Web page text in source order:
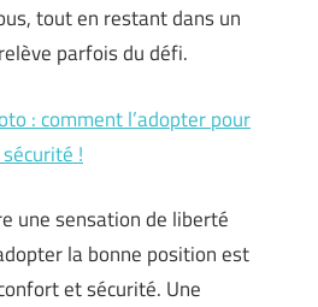
tout en restant dans un
parfois du défi.
: comment l’adopter pour
!
une sensation de liberté
la bonne position est
et sécurité. Une